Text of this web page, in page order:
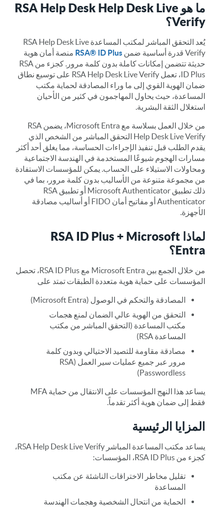
ما هو RSA Help Desk Help Desk Live
Verify؟
يُعد التحقق المباشر لمكتب المساعدة RSA Help Desk Live
Verify قدرة أساسية ضمن
RSA® ID Plus منصة أمان هوية
حديثة تتضمن إمكانات كاملة بدون كلمة مرور. كجزء من RSA
ID Plus، تعمل RSA Help Desk Live Verify على توسيع نطاق
ضمان الهوية القوي إلى ما وراء المصادقة لحماية مكتب
المساعدة، حيث يحاول المهاجمون في كثير من الأحيان
استغلال الثقة البشرية.
من خلال العمل بسلاسة مع Microsoft Entra، يضمن RSA
Help Desk Live Verify التحقق المباشر من الشخص الذي
يقدم الطلب قبل تنفيذ الإجراءات الحساسة، مما يغلق أحد أكثر
مسارات الهجوم شيوعًا المستخدمة في الهندسة الاجتماعية
ومحاولات الاستيلاء على الحساب. يمكن للمؤسسات الاستفادة
من مجموعة متنوعة من الأساليب بدون كلمة مرور، بما في
ذلك تطبيق Microsoft Authenticator أو تطبيق RSA
Authenticator أو مفاتيح أمان FIDO أو أساليب مصادقة
الأجهزة.
لماذا RSA ID Plus + Microsoft
Entra؟
من خلال الجمع بين Microsoft Entra مع RSA ID Plus، تحصل
المؤسسات على حماية هوية متعددة الطبقات تمتد على
المصادقة والتحكم في الوصول (Microsoft Entra)
التحقق من الهوية عالي الضمان لمنع هجمات
مكتب المساعدة (التحقق المباشر من مكتب
المساعدة RSA)
مصادقة مقاومة للتصيد الاحتيالي وبدون كلمة
مرور عبر جميع عمليات سير العمل (RSA
Passwordless)
يساعد هذا النهج المؤسسات على الانتقال من حماية MFA
فقط إلى ضمان هوية أكثر تقدماً.
المزايا الرئيسية
يساعد مكتب المساعدة المباشر RSA Help Desk Live Verify،
كجزء من RSA ID Plus، المؤسسات:
تقليل مخاطر الاختراقات الناشئة عن مكتب
المساعدة
الحماية من انتحال الشخصية وهجمات الهندسة